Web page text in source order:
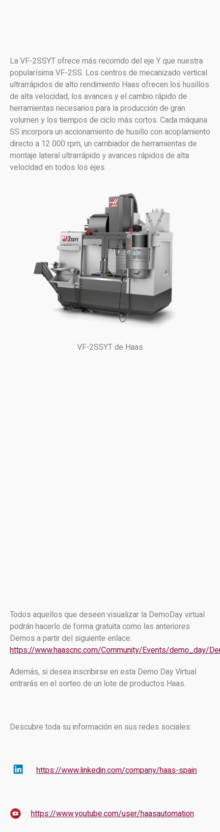
La VF-2SSYT ofrece más recorrido del eje Y que nuestra
popularísima VF-2SS. Los centros de mecanizado vertical
ultrarrápidos de alto rendimiento Haas ofrecen los husillos
de alta velocidad, los avances y el cambio rápido de
herramientas necesarios para la producción de gran
volumen y los tiempos de ciclo más cortos. Cada máquina
SS incorpora un accionamiento de husillo con acoplamiento
directo a 12 000 rpm, un cambiador de herramientas de
montaje lateral ultrarrápido y avances rápidos de alta
velocidad en todos los ejes.
VF-2SSYT de Haas
Todos aquellos que deseen visualizar la DemoDay virtual
podrán hacerlo de forma gratuita como las anteriores
Demos a partir del siguiente enlace:
https://www.haascnc.com/Community/Events/demo_day/
Además, si desea inscribirse en esta Demo Day Virtual
entrarás en el sorteo de un lote de productos Haas.
Descubre toda su información en sus redes sociales:
https://www.linkedin.com/company/haas-spain
https://www.youtube.com/user/haasautomation